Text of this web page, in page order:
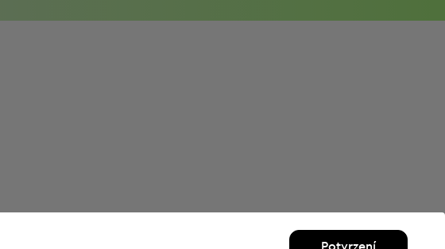
Potvrzení